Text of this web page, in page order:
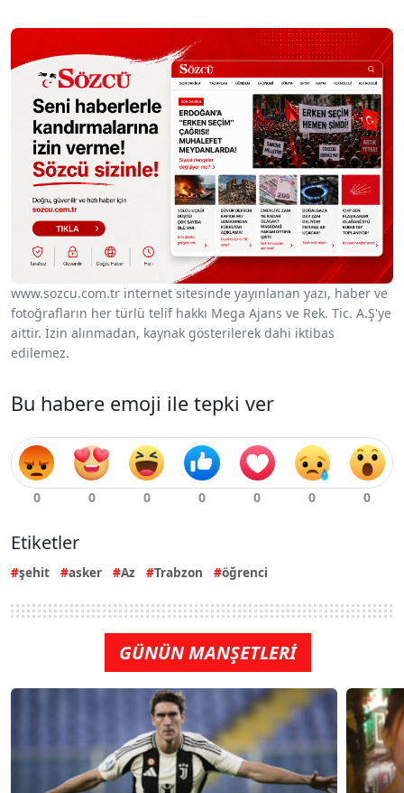
www.sozcu.com.tr internet sitesinde yayınlanan yazı, haber ve
fotoğrafların her türlü telif hakkı Mega Ajans ve Rek. Tic. A.Ş'ye
aittir. İzin alınmadan, kaynak gösterilerek dahi iktibas
edilemez.
Bu habere emoji ile tepki ver
Etiketler
şehit asker Az Trabzon öğrenci
GÜNÜN MANŞETLERİ